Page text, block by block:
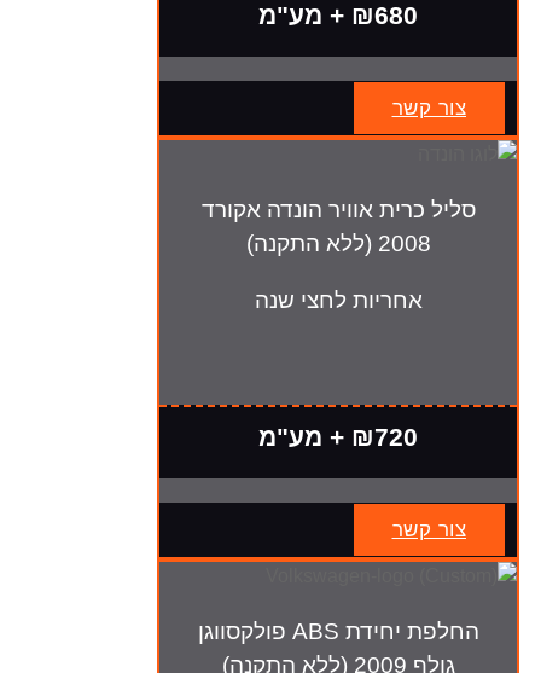
₪680 + מע"מ
צור קשר
סליל כרית אוויר הונדה אקורד
2008 (ללא התקנה)
אחריות לחצי שנה
₪720 + מע"מ
צור קשר
החלפת יחידת ABS פולקסווגן
גולף 2009 (ללא התקנה)